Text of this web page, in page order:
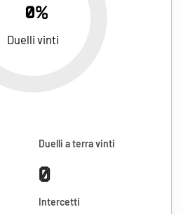
0%
Duelli vinti
Duelli a terra vinti
0
Intercetti